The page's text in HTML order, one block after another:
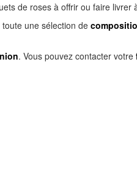
de roses à offrir ou faire livrer
toute une sélection de
. Vous pouvez contacter votre